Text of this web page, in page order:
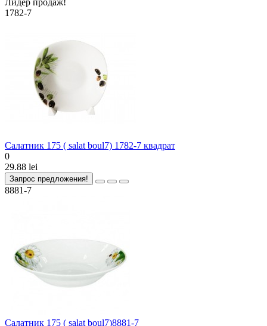
1782-7
Салатник 175 ( salat boul7) 1782-7 квадрат
0
29.88 lei
Запрос предложения!
8881-7
Салатник 175 ( salat boul7)8881-7